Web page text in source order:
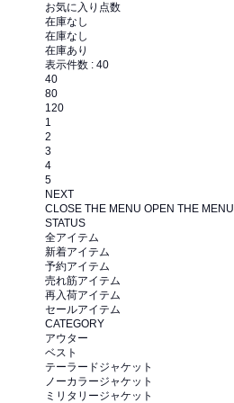
お気に入り点数
在庫なし
在庫なし
在庫あり
表示件数 : 40
40
80
120
1
2
3
4
5
NEXT
CLOSE THE MENU OPEN THE MENU
STATUS
全アイテム
新着アイテム
予約アイテム
売れ筋アイテム
再入荷アイテム
セールアイテム
CATEGORY
アウター
ベスト
テーラードジャケット
ノーカラージャケット
ミリタリージャケット